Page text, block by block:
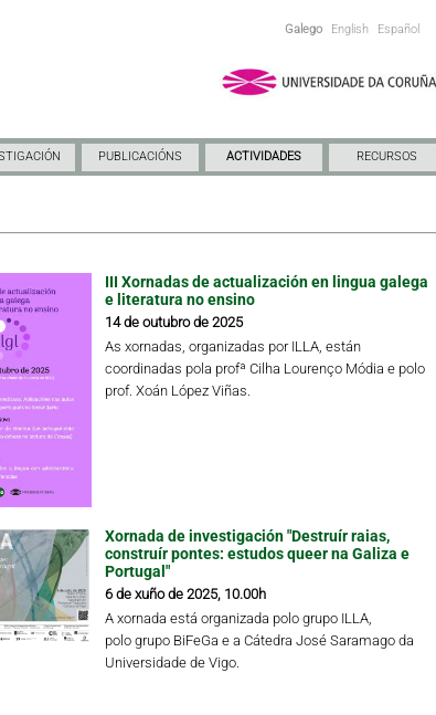
Galego English Español
PUBLICACIÓNS ACTIVIDADES RECURSOS
III Xornadas de actualización en lingua galega
e literatura no ensino
14 de outubro de 2025
As xornadas, organizadas por ILLA, están
coordinadas pola profª Cilha Lourenço Módia e polo
prof. Xoán López Viñas.
Xornada de investigación "Destruír raias,
construír pontes: estudos queer na Galiza e
Portugal"
6 de xuño de 2025, 10.00h
A xornada está organizada polo grupo ILLA,
polo grupo BiFeGa e a Cátedra José Saramago da
Universidade de Vigo.